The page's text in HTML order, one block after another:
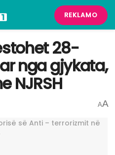
REKLAMO
28-
nga gjykata,
NJRSH
AA